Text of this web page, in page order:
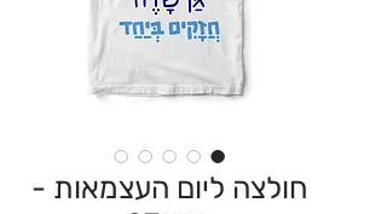
חולצה ליום העצמאות -